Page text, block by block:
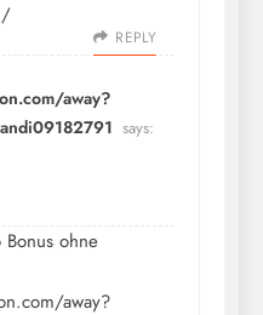
REPLY
away?
says:
Bonus ohne
away?